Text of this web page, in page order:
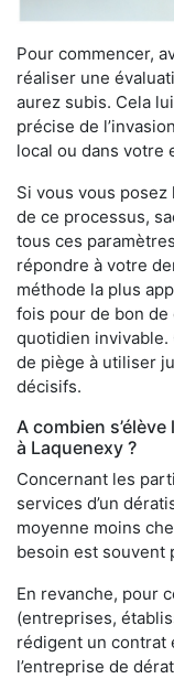
Pour commencer,
réaliser une
aurez subis. Cela
précise de
local ou dans votre
Si vous vous
de ce processus,
tous ces
répondre à votre
méthode la plus
fois pour de bon de
quotidien invivable.
de piège à utiliser
décisifs.
A combien
à Laquenexy ?
Concernant les
services d’un
moyenne moins
besoin est souvent
En revanche, pour
(entreprises,
rédigent un contrat
l’entreprise de